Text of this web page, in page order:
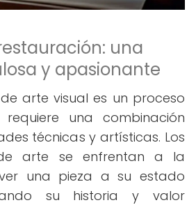
una
y apasionante
arte visual es un proceso
una combinación
técnicas y artísticas. Los
arte se enfrentan a la
una pieza a su estado
su historia y valor